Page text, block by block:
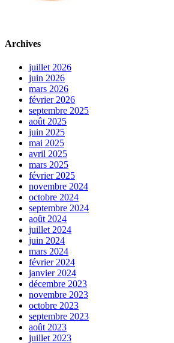
Archives
juillet 2026
juin 2026
mars 2026
février 2026
septembre 2025
août 2025
juin 2025
mai 2025
avril 2025
mars 2025
février 2025
novembre 2024
octobre 2024
septembre 2024
août 2024
juillet 2024
juin 2024
mars 2024
février 2024
janvier 2024
décembre 2023
novembre 2023
octobre 2023
septembre 2023
août 2023
juillet 2023